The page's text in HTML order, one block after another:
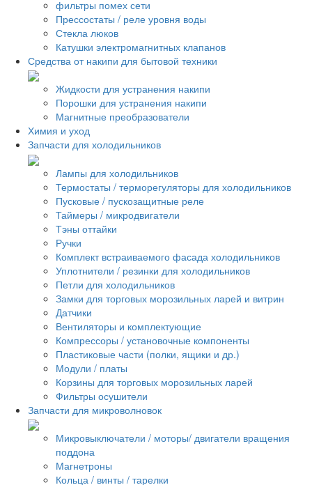
фильтры помех сети
Прессостаты / реле уровня воды
Стекла люков
Катушки электромагнитных клапанов
Средства от накипи для бытовой техники
Жидкости для устранения накипи
Порошки для устранения накипи
Магнитные преобразователи
Химия и уход
Запчасти для холодильников
Лампы для холодильников
Термостаты / терморегуляторы для холодильников
Пусковые / пускозащитные реле
Таймеры / микродвигатели
Тэны оттайки
Ручки
Комплект встраиваемого фасада холодильников
Уплотнители / резинки для холодильников
Петли для холодильников
Замки для торговых морозильных ларей и витрин
Датчики
Вентиляторы и комплектующие
Компрессоры / установочные компоненты
Пластиковые части (полки, ящики и др.)
Модули / платы
Корзины для торговых морозильных ларей
Фильтры осушители
Запчасти для микроволновок
Микровыключатели / моторы/ двигатели вращения
поддона
Магнетроны
Кольца / винты / тарелки